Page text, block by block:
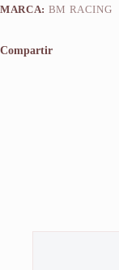
MARCA: BM RACING
Compartir